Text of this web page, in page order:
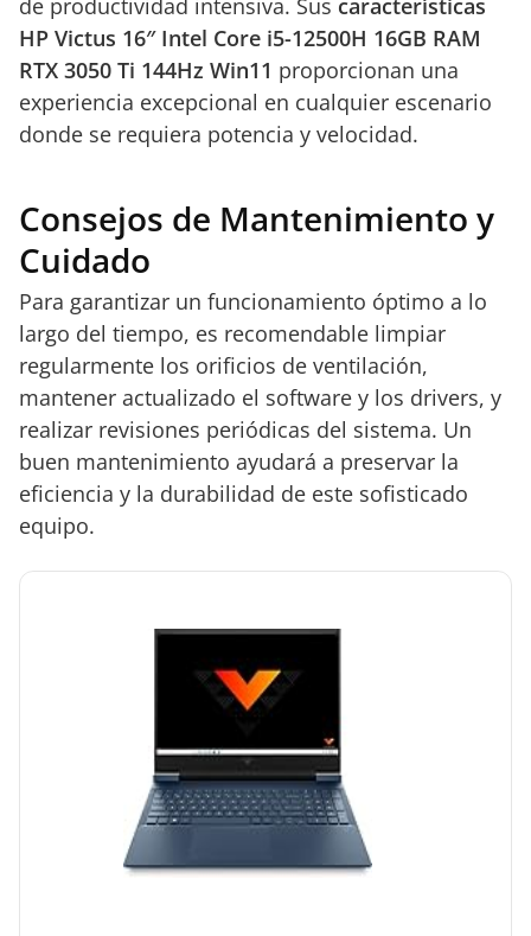
HP Victus 16″ Intel Core i5-12500H 16GB RAM
RTX 3050 Ti 144Hz Win11 proporcionan una
experiencia excepcional en cualquier escenario
donde se requiera potencia y velocidad.
Consejos de Mantenimiento y
Cuidado
Para garantizar un funcionamiento óptimo a lo
largo del tiempo, es recomendable limpiar
regularmente los orificios de ventilación,
mantener actualizado el software y los drivers, y
realizar revisiones periódicas del sistema. Un
buen mantenimiento ayudará a preservar la
eficiencia y la durabilidad de este sofisticado
equipo.